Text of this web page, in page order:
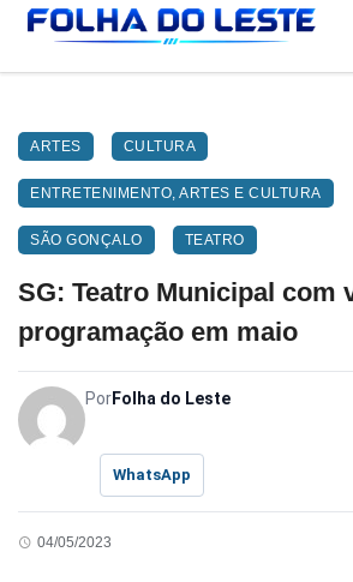
ARTES CULTURA
ENTRETENIMENTO, ARTES E CULTURA
SÃO GONÇALO TEATRO
SG: Teatro Municipal com
programação em maio
PorFolha do Leste
WhatsApp
04/05/2023